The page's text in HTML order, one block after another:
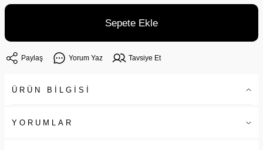
Sepete Ekle
Paylaş Yorum Yaz Tavsiye Et
ÜRÜN BİLGİSİ
YORUMLAR